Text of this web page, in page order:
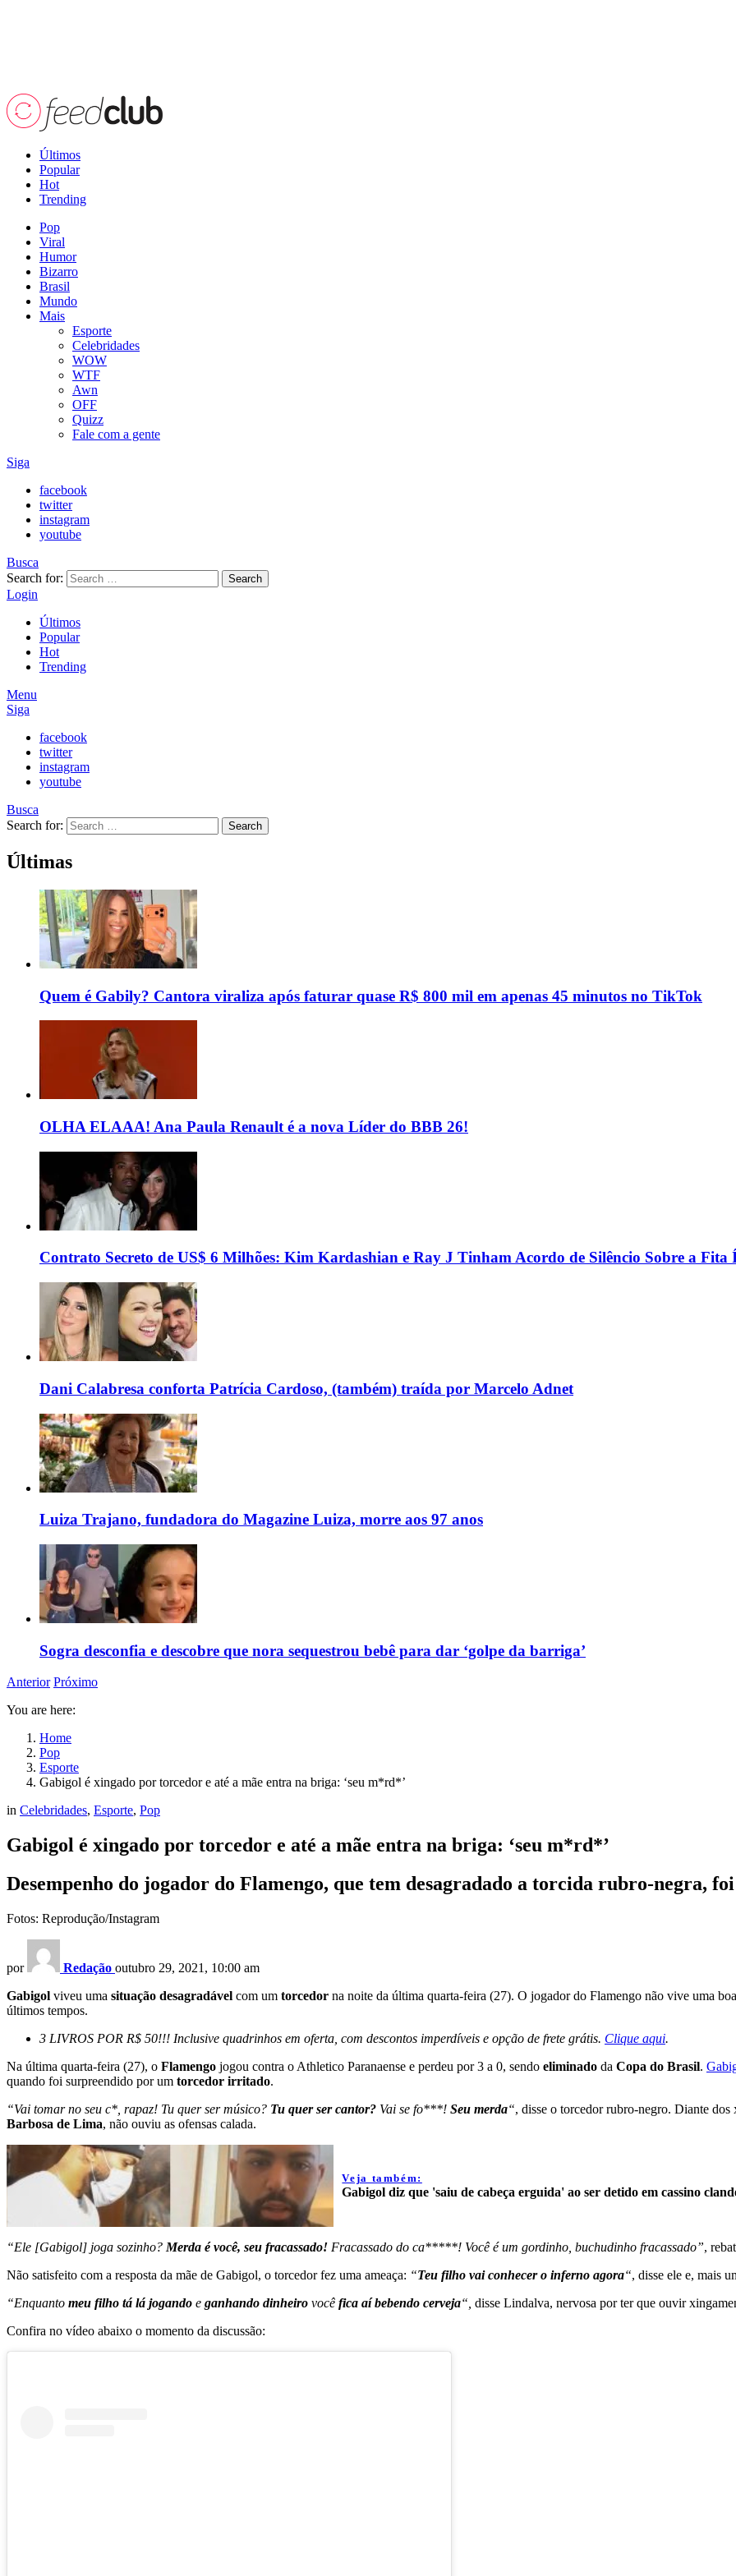
Últimos
Popular
Hot
Trending
Pop
Viral
Humor
Bizarro
Brasil
Mundo
Mais
Esporte
Celebridades
WOW
WTF
Awn
OFF
Quizz
Fale com a gente
Siga
facebook
twitter
instagram
youtube
Busca
Search for:
Search
Login
Últimos
Popular
Hot
Trending
Menu
Siga
facebook
twitter
instagram
youtube
Busca
Search for:
Search
Últimas
Quem é Gabily? Cantora viraliza após faturar quase R$ 800 mil em apenas 45 minutos no TikTok
OLHA ELAAA! Ana Paula Renault é a nova Líder do BBB 26!
Contrato Secreto de US$ 6 Milhões: Kim Kardashian e Ray J Tinham Acordo de Silêncio Sobre a Fita
Dani Calabresa conforta Patrícia Cardoso, (também) traída por Marcelo Adnet
Luiza Trajano, fundadora do Magazine Luiza, morre aos 97 anos
Sogra desconfia e descobre que nora sequestrou bebê para dar ‘golpe da barriga’
Anterior Próximo
You are here:
Home
Pop
Esporte
Gabigol é xingado por torcedor e até a mãe entra na briga: ‘seu m*rd*’
in Celebridades, Esporte, Pop
Gabigol é xingado por torcedor e até a mãe entra na briga: ‘seu m*rd*’
Desempenho do jogador do Flamengo, que tem desagradado a torcida rubro-negra,
Fotos: Reprodução/Instagram
por Redação outubro 29, 2021, 10:00 am
Gabigol viveu uma situação desagradável com um torcedor na noite da última quarta-feira (27). O jogador do Flamengo não vive uma
últimos tempos.
3 LIVROS POR R$ 50!!! Inclusive quadrinhos em oferta, com descontos imperdíveis e opção de frete grátis. Clique aqui.
Na última quarta-feira (27), o Flamengo jogou contra o Athletico Paranaense e perdeu por 3 a 0, sendo eliminado da Copa do Brasil.
quando foi surpreendido por um torcedor irritado.
“Vai tomar no seu c*, rapaz! Tu quer ser músico? Tu quer ser cantor? Vai se fo***! Seu merda“, disse o torcedor rubro-negro. Diante
Barbosa de Lima, não ouviu as ofensas calada.
Veja também:
Gabigol diz que 'saiu de cabeça erguida' ao ser detido em cassino
“Ele [Gabigol] joga sozinho? Merda é você, seu fracassado! Fracassado do ca*****! Você é um gordinho, buchudinho fracassado”,
Não satisfeito com a resposta da mãe de Gabigol, o torcedor fez uma ameaça: “Teu filho vai conhecer o inferno agora“, disse ele e, mais
“Enquanto meu filho tá lá jogando e ganhando dinheiro você fica aí bebendo cerveja“, disse Lindalva, nervosa por ter que ouvir
Confira no vídeo abaixo o momento da discussão: